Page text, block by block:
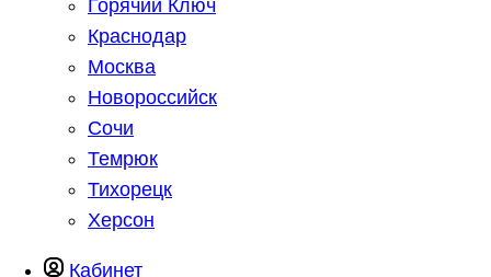
Горячий Ключ
Краснодар
Москва
Новороссийск
Сочи
Темрюк
Тихорецк
Херсон
Кабинет